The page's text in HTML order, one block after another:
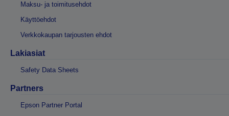
Maksu- ja toimitusehdot
Käyttöehdot
Verkkokaupan tarjousten ehdot
Lakiasiat
Safety Data Sheets
Partners
Epson Partner Portal